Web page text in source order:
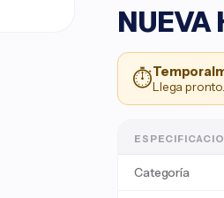
⏱Llega
Categoría